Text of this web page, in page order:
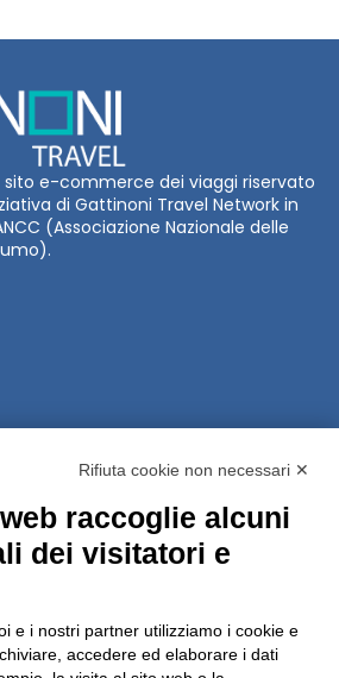
sito e-commerce dei viaggi riservato
di Gattinoni Travel Network in
(Associazione Nazionale delle
Rifiuta cookie non necessari ✕
raccoglie alcuni
dei visitatori e
e i nostri partner utilizziamo i cookie e
accedere ed elaborare i dati